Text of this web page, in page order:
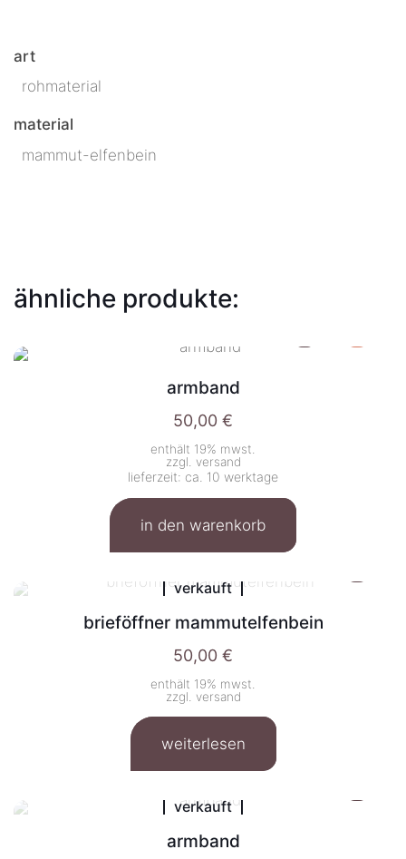
art
rohmaterial
material
mammut-elfenbein
ähnliche produkte:
armband
50,00 €
enthält 19% mwst.
zzgl. versand
lieferzeit: ca. 10 werktage
in den warenkorb
verkauft
brieföffner mammutelfenbein
50,00 €
enthält 19% mwst.
zzgl. versand
weiterlesen
verkauft
armband